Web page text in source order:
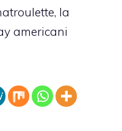
la
americani